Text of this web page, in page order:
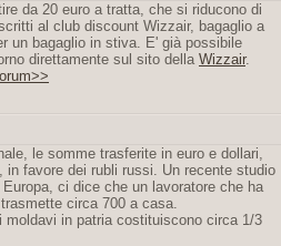
da 20 euro a tratta, che si riducono di
al club discount Wizzair, bagaglio a
un bagaglio in stiva. E' già possibile
direttamente sul sito della Wizzair.
le somme trasferite in euro e dollari,
in favore dei rubli russi. Un recente studio
ci dice che un lavoratore che ha
circa 700 a casa.
moldavi in patria costituiscono circa 1/3